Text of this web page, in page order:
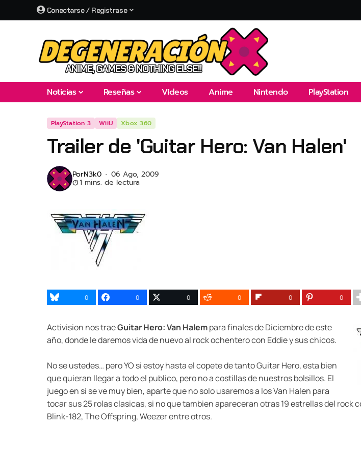
Conectarse / Registrase
Noticias Reseñas Vídeos Anime Nintendo PlayStation
PlayStation 3 WiiU Xbox 360
Trailer de 'Guitar Hero: Van Halen'
PorN3k0 06 Ago, 2009
1 mins. de lectura
0 0 0 0 0 0
Activision nos traeGuitar Hero: Van Halempara finales de Diciembre de este
año, donde le daremos vida de nuevo al rock ochentero con Eddie y sus chicos.
No se ustedes… pero YO si estoy hasta el copete de tanto Guitar Hero, esta bien
que quieran llegar a todo el publico, pero no a costillas de nuestros bolsillos. El
juego en si se ve muy bien, aparte que no solo usaremos a los Van Halen para
tocar sus 25 rolas clasicas, si no que tambien apareceran otras 19 estrellas del rock
Blink-182, The Offspring, Weezer entre otros.